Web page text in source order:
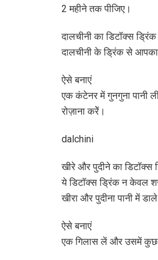
2 महीने तक पीजिए।
दालचीनी का डिटॉक्स ड्रिंक
दालचीनी के ड्रिंक से आपका
ऐसे बनाएं
एक कंटेनर में गुनगुना पानी
रोज़ाना करेें।
dalchini
खीरे और पुदीने का डिटॉक्स
ये डिटॉक्स ड्रिंक न केवल
खीरा और पुदीना पानी में
ऐसे बनाएं
एक गिलास लें और उसमें कुछ